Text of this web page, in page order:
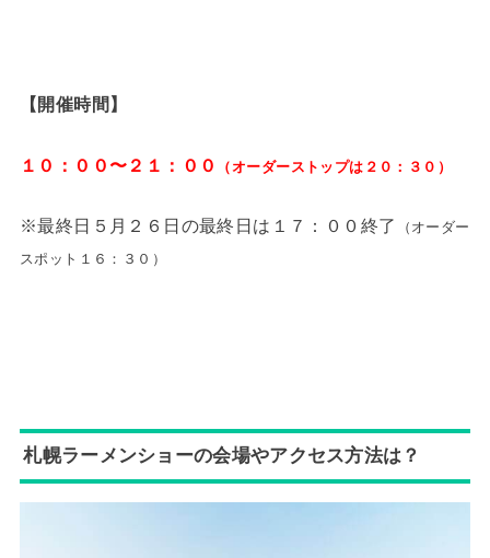
【開催時間】
１０：００〜２１：００ （オーダーストップは２０：３０）
※最終日５月２６日の最終日は１７：００終了
（オーダー
スポット１６：３０）
札幌ラーメンショーの会場やアクセス方法は？